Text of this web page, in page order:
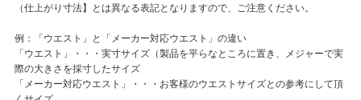
（仕上がり寸法】とは異なる表記となりますので、ご注意ください。
例：「ウエスト」と「メーカー対応ウエスト」の違い
「ウエスト」・・・実寸サイズ（製品を平らなところに置き、メジャーで実
際の大きさを採寸したサイズ
「メーカー対応ウエスト」・・・お客様のウエストサイズとの参考にして頂